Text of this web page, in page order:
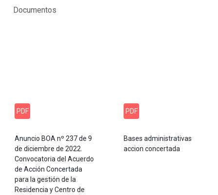
Documentos
PDF
Anuncio BOA nº 237 de 9
de diciembre de 2022.
Convocatoria del Acuerdo
de Acción Concertada
para la gestión de la
Residencia y Centro de
PDF
Bases administrativas
accion concertada